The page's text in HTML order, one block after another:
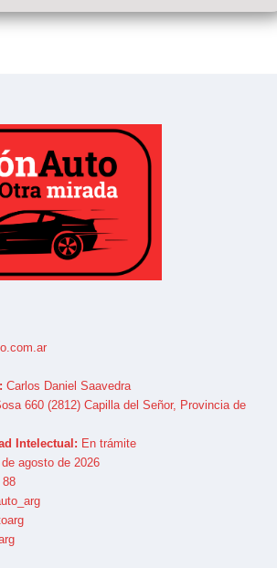
Carlos Daniel Saavedra
660 (2812) Capilla del Señor, Provincia de
Intelectual: En trámite
agosto de 2026
88